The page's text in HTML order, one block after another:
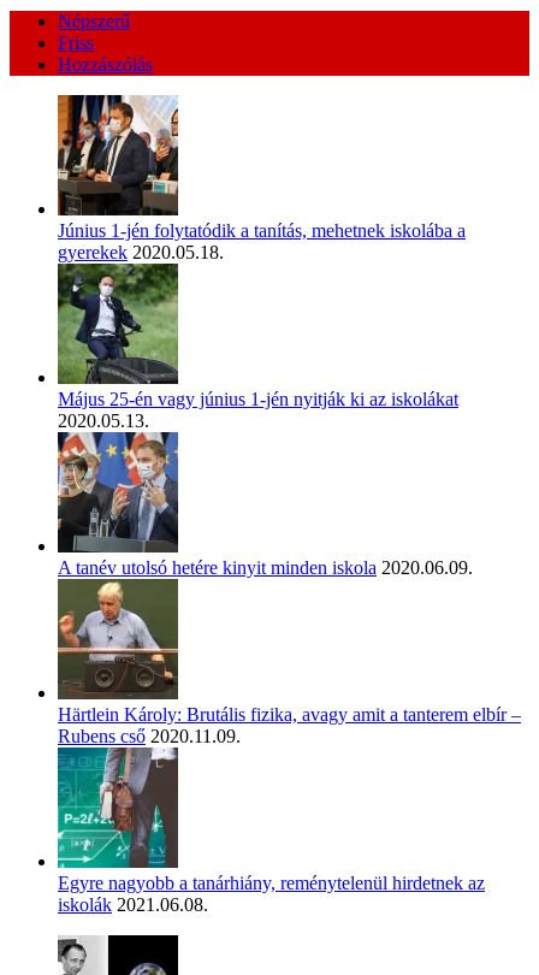
Népszerű
Friss
Hozzászólás
Június 1-jén folytatódik a tanítás, mehetnek iskolába a
gyerekek 2020.05.18.
Május 25-én vagy június 1-jén nyitják ki az iskolákat
2020.05.13.
A tanév utolsó hetére kinyit minden iskola 2020.06.09.
Härtlein Károly: Brutális fizika, avagy amit a tanterem elbír –
Rubens cső 2020.11.09.
Egyre nagyobb a tanárhiány, reménytelenül hirdetnek az
iskolák 2021.06.08.